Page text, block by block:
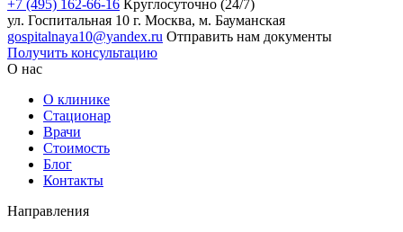
+7 (495) 162-66-16 Круглосуточно (24/7)
ул. Госпитальная 10 г. Москва, м. Бауманская
gospitalnaya10@yandex.ru Отправить нам документы
Получить консультацию
О нас
О клинике
Стационар
Врачи
Стоимость
Блог
Контакты
Направления